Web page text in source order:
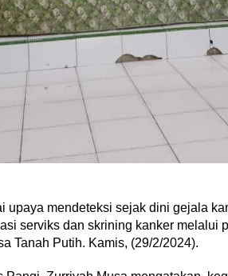
upaya mendeteksi sejak dini gejala
serviks dan skrining kanker melalui
Tanah Putih. Kamis, (29/2/2024).